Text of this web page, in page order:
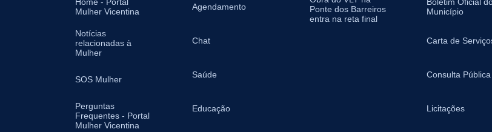
Mulher Vicentina
Notícias
relacionadas à
Mulher
SOS Mulher
Perguntas
Frequentes - Portal
Mulher Vicentina
Agendamento
Chat
Saúde
Educação
Ponte dos Barreiros
entra na reta final
Município
Carta de
Consulta Pública
Licitações